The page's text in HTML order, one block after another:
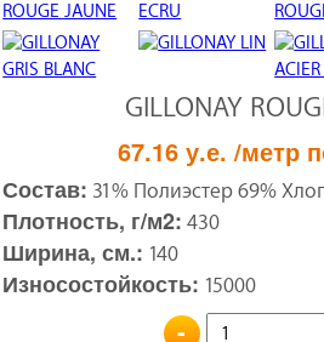
GILLONAY
67.16у.е. /метр
Состав: 31% Полиэстер 69%
Плотность, г/м2: 430
Ширина, см.: 140
Износостойкость: 15000
-